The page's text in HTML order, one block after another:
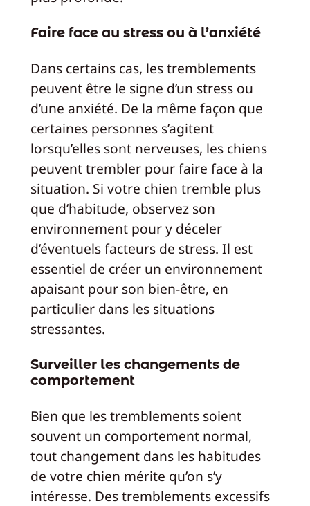
Faire face au stress ou à l’anxiété
Dans certains cas, les tremblements
peuvent être le signe d’un stress ou
d’une anxiété. De la même façon que
certaines personnes s’agitent
lorsqu’elles sont nerveuses, les chiens
peuvent trembler pour faire face à la
situation. Si votre chien tremble plus
que d’habitude, observez son
environnement pour y déceler
d’éventuels facteurs de stress. Il est
essentiel de créer un environnement
apaisant pour son bien-être, en
particulier dans les situations
stressantes.
Surveiller les changements de
comportement
Bien que les tremblements soient
souvent un comportement normal,
tout changement dans les habitudes
de votre chien mérite qu’on s’y
intéresse. Des tremblements excessifs